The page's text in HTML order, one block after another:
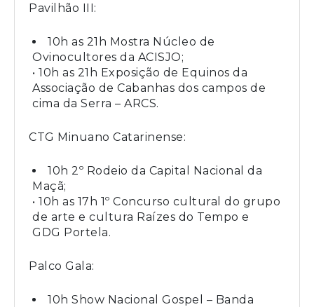
Pavilhão III:
10h as 21h Mostra Núcleo de
Ovinocultores da ACISJO;
• 10h as 21h Exposição de Equinos da
Associação de Cabanhas dos campos de
cima da Serra – ARCS.
CTG Minuano Catarinense:
10h 2º Rodeio da Capital Nacional da
Maçã;
• 10h as 17h 1º Concurso cultural do grupo
de arte e cultura Raízes do Tempo e
GDG Portela.
Palco Gala:
10h Show Nacional Gospel – Banda